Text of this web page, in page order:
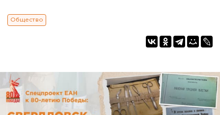
Общество